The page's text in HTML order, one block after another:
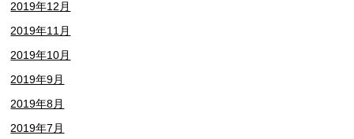
2019年12月
2019年11月
2019年10月
2019年9月
2019年8月
2019年7月